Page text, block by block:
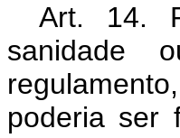
Art. 14.
sanidade
poderia ser